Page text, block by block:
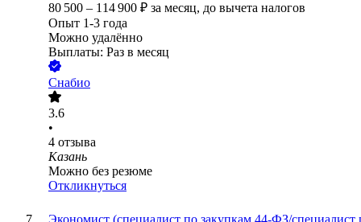
80 500 – 114 900 ₽ за месяц, до вычета налогов
Опыт 1-3 года
Можно удалённо
Выплаты: Раз в месяц
Снабио
3.6
•
4 отзыва
Казань
Можно без резюме
Откликнуться